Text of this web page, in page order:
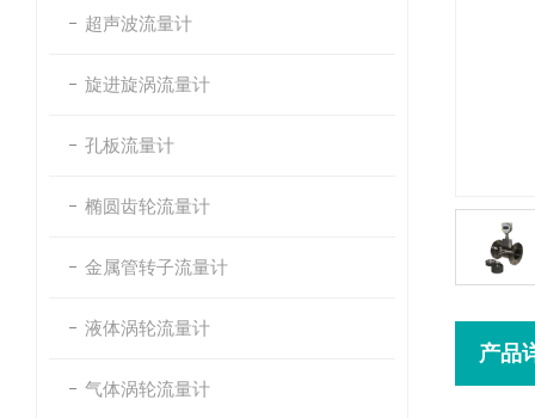
超声波流量计
旋进旋涡流量计
孔板流量计
椭圆齿轮流量计
金属管转子流量计
液体涡轮流量计
气体涡轮流量计
产品